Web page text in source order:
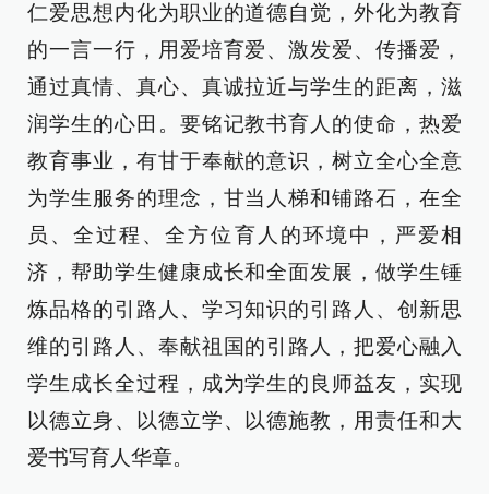
仁爱思想内化为职业的道德自觉，外化为教育
的一言一行，用爱培育爱、激发爱、传播爱，
通过真情、真心、真诚拉近与学生的距离，滋
润学生的心田。要铭记教书育人的使命，热爱
教育事业，有甘于奉献的意识，树立全心全意
为学生服务的理念，甘当人梯和铺路石，在全
员、全过程、全方位育人的环境中，严爱相
济，帮助学生健康成长和全面发展，做学生锤
炼品格的引路人、学习知识的引路人、创新思
维的引路人、奉献祖国的引路人，把爱心融入
学生成长全过程，成为学生的良师益友，实现
以德立身、以德立学、以德施教，用责任和大
爱书写育人华章。